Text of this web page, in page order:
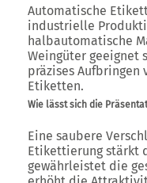
Automatische
industrielle
halbautomatische
Weingüter geeignet
präzises Aufbringen
Etiketten.
Wie lässt sich die
Eine saubere
Etikettierung stärkt
gewährleistet die